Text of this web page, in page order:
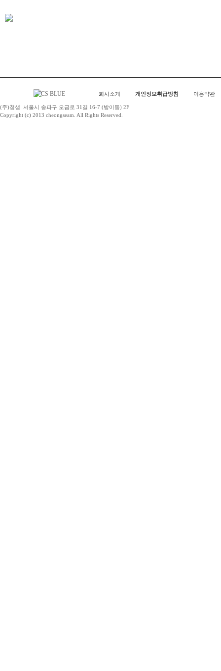
회사소개 개인정보취급방침 이용약관
(주)청샘 서울시 송파구 오금로 31길 16-7 (방이동) 2F
Copyright (c) 2013 cheongseam. All Rights Reserved.